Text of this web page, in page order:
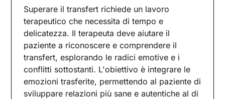
Superare il transfert richiede un lavoro
terapeutico che necessita di tempo e
delicatezza. Il terapeuta deve aiutare il
paziente a riconoscere e comprendere il
transfert, esplorando le radici emotive e i
conflitti sottostanti. L'obiettivo è integrare le
emozioni trasferite, permettendo al paziente di
sviluppare relazioni più sane e autentiche al di